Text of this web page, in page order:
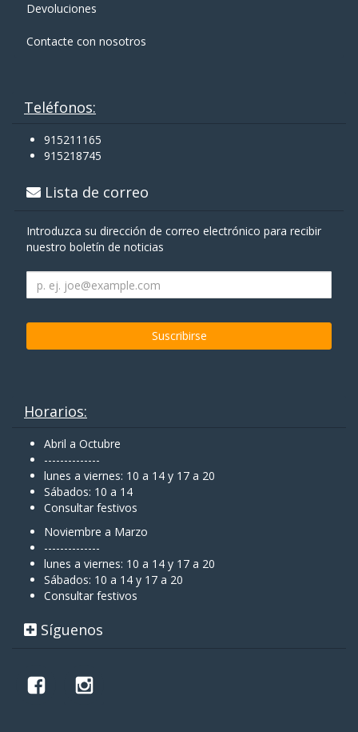
Devoluciones
Contacte con nosotros
Teléfonos:
915211165
915218745
Lista de correo
Introduzca su dirección de correo electrónico para recibir
nuestro boletín de noticias
Horarios:
Abril a Octubre
--------------
lunes a viernes: 10 a 14 y 17 a 20
Sábados: 10 a 14
Consultar festivos
Noviembre a Marzo
--------------
lunes a viernes: 10 a 14 y 17 a 20
Sábados: 10 a 14 y 17 a 20
Consultar festivos
Síguenos